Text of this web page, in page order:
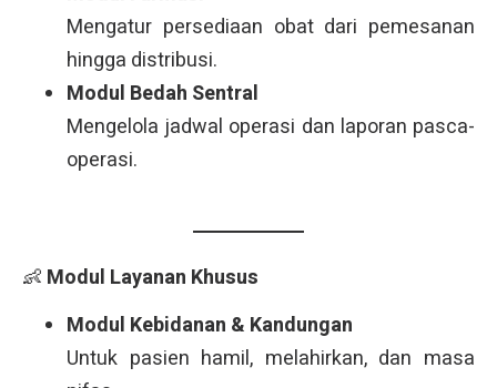
Mengatur persediaan obat dari pemesanan
hingga distribusi.
Modul Bedah Sentral
Mengelola jadwal operasi dan laporan pasca-
operasi.
👶 Modul Layanan Khusus
Modul Kebidanan & Kandungan
Untuk pasien hamil, melahirkan, dan masa